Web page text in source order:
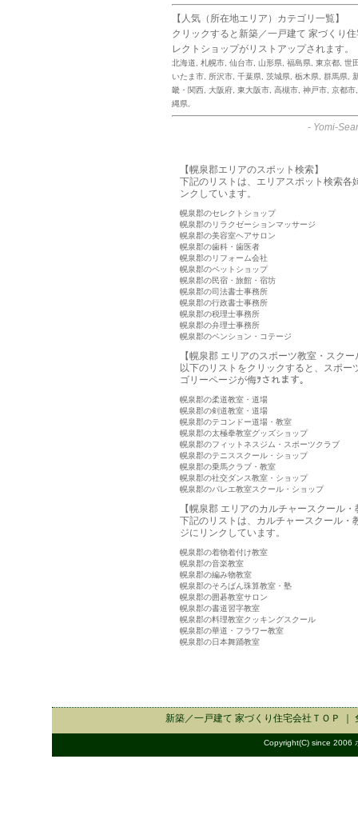
【人気（所在地エリア）カテゴリ一覧】
クリックすると新築／一戸建て 家づくり
レクトショップがリストアップされます。
北海道 札幌市 仙台市 山形県 福島県 東京都 世
いたま市
所沢市 千葉県 茨城県 栃木県 群馬県
畿・関西
大阪府 東大阪市 高槻市 神戸市 京都市
縄県
- Yomi-
【幌泉郡エリアのスポット検索】
下記のリストは、エリアスポット検索各
ンクしています。
幌泉郡のセレクトショップ
幌泉郡のリラクゼーションマッサージ
幌泉郡の美容室ヘアサロン
幌泉郡の歯科・歯医者
幌泉郡のリフォーム会社
幌泉郡のペットショップ
幌泉郡の民宿・旅館・宿坊
幌泉郡の司法書士事務所
幌泉郡の行政書士事務所
幌泉郡の税理士事務所
幌泉郡の弁理士事務所
幌泉郡のペンション・コテージ
【幌泉郡 エリアのスポーツ教室・スクー
以下のリストをクリックすると、スポ
ゴリーページが侮ｦされます。
幌泉郡の柔道教室・道場
幌泉郡の剣道教室・道場
幌泉郡のテコンドー道場・教室
幌泉郡の太極拳教室グッズショップ
幌泉郡のフィットネスジム・スポーツクラブ
幌泉郡のテニススクール・ショップ
幌泉郡の乗馬クラブ・教室
幌泉郡の社交ダンス教室・ショップ
幌泉郡のバレエ教室スクール・ショップ
【幌泉郡 エリアのカルチャースクール
下記のリストは、カルチャースクール・
ジにリンクしています。
幌泉郡の着物着付け教室
幌泉郡の音楽教室
幌泉郡の編み物教室
幌泉郡のそろばん珠算教室・塾
幌泉郡の囲碁教室サロン
幌泉郡の書道習字教室
幌泉郡の料理教室クッキングスクール
幌泉郡の華道・フラワー教室
幌泉郡の日本舞踊教室
新築／一戸建て 家づくり住宅会社 ＴＯＰ ｜
Copyright(C) since 2006